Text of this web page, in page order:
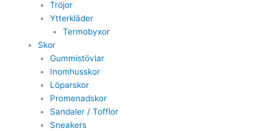
Tröjor
Ytterkläder
Termobyxor
Skor
Gummistövlar
Inomhusskor
Löparskor
Promenadskor
Sandaler / Tofflor
Sneakers